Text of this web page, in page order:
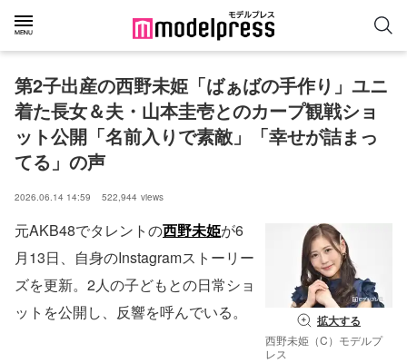
第2子出産の西野未姫「ばぁばの手作り」ユニ
着た長女＆夫・山本圭壱とのカープ観戦ショ
ット公開「名前入りで素敵」「幸せが詰まっ
てる」の声
2026.06.14 14:59 522,944 views
拡大する
西野未姫（C）モデルプ
レス
元AKB48でタレントの西野未姫が6
月13日、自身のInstagramストーリー
ズを更新。2人の子どもとの日常ショ
ットを公開し、反響を呼んでいる。